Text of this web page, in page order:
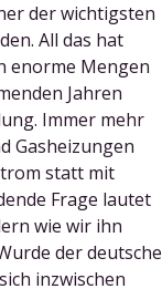
der wichtigsten
All das hat
enorme Mengen
Jahren
Immer mehr
Gasheizungen
statt mit
Frage lautet
wie wir ihn
der deutsche
inzwischen